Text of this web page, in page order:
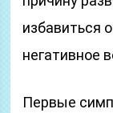
избавиться
негативное
Первые